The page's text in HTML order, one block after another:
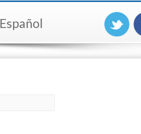
Español